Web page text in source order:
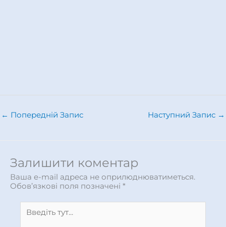
← Попередній Запис Наступний Запис →
Залишити коментар
Ваша e-mail адреса не оприлюднюватиметься.
Обов’язкові поля позначені *
тут...